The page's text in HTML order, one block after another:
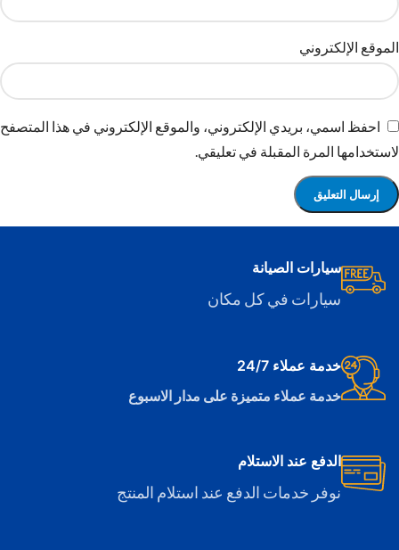
الموقع الإلكتروني
احفظ اسمي، بريدي الإلكتروني، والموقع الإلكتروني في هذا المتصفح
لاستخدامها المرة المقبلة في تعليقي.
سيارات الصيانة
سيارات في كل مكان
خدمة عملاء 24/7
خدمة عملاء متميزة على مدار الاسبوع
الدفع عند الاستلام
نوفر خدمات الدفع عند استلام المنتج